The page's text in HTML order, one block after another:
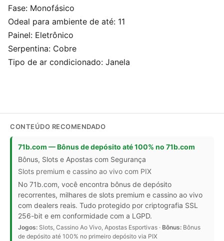
Fase: Monofásico
Odeal para ambiente de até: 11
Painel: Eletrônico
Serpentina: Cobre
Tipo de ar condicionado: Janela
CONTEÚDO RECOMENDADO
71b.com — Bônus de depósito até 100% no 71b.com
Bônus, Slots e Apostas com Segurança
Slots premium e cassino ao vivo com PIX
No 71b.com, você encontra bônus de depósito
recorrentes, milhares de slots premium e cassino ao vivo
com dealers reais. Tudo protegido por criptografia SSL
256-bit e em conformidade com a LGPD.
Jogos: Slots, Cassino Ao Vivo, Apostas Esportivas · Bônus: Bônus
de depósito até 100% no primeiro depósito via PIX